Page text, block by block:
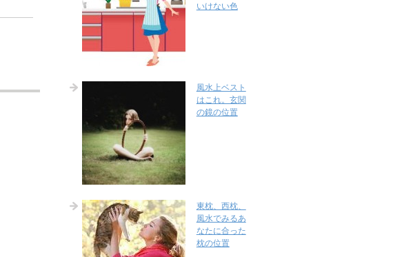
いけない色
風水上ベスト
はこれ。玄関
の鏡の位置
東枕、西枕、
風水でみるあ
なたに合った
枕の位置